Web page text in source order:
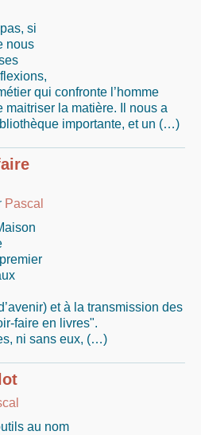
si
nous
qui confronte l’homme
maitriser la matière. Il nous a
importante, et un (…)
Pascal
et à la transmission des
faire en livres".
ni sans eux, (…)
au nom